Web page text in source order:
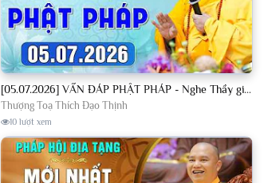
[05.07.2026] VẤN ĐÁP PHẬT PHÁP - Nghe Thầy giảng Pháp mỗi ngày CÔNG ĐỨC VÔ LƯỢNG│TT. Thích Đạo Thịnh
Thượng Toạ Thích Đạo Thịnh
10 lượt xem